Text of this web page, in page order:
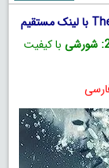
با کیفیت